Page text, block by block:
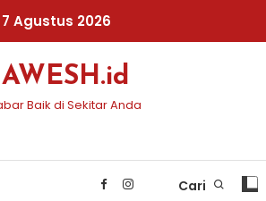
7 Agustus 2026
AWESH.id
Baik di Sekitar Anda
Cari